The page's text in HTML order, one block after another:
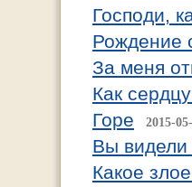
Господи,
Рождение
За меня
Как
Горе
2015-
Вы видели
Какое